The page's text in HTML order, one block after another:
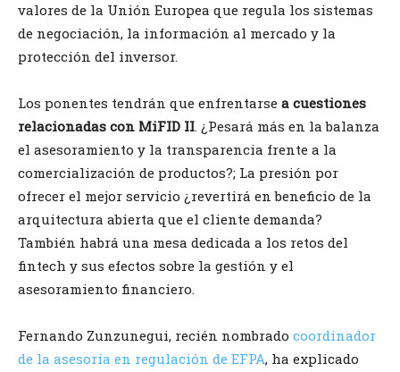
valores de la Unión Europea que regula los sistemas
de negociación, la información al mercado y la
protección del inversor.
Los ponentes tendrán que enfrentarse a cuestiones
relacionadas con MiFID II. ¿Pesará más en la balanza
el asesoramiento y la transparencia frente a la
comercialización de productos?; La presión por
ofrecer el mejor servicio ¿revertirá en beneficio de la
arquitectura abierta que el cliente demanda?
También habrá una mesa dedicada a los retos del
fintech y sus efectos sobre la gestión y el
asesoramiento financiero.
Fernando Zunzunegui, recién nombrado coordinador
de la asesoría en regulación de EFPA, ha explicado